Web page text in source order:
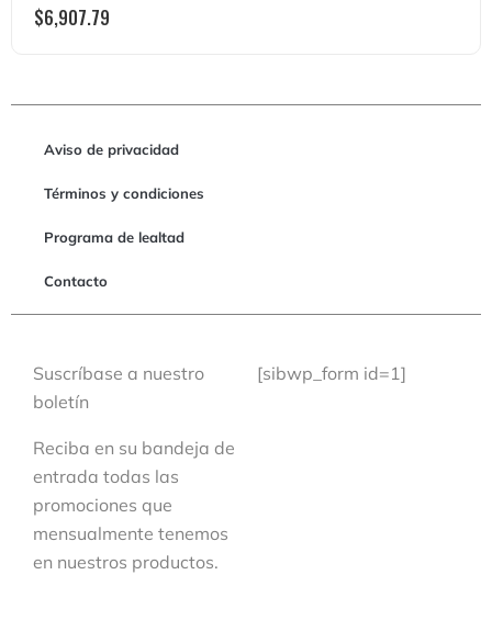
$6,907.79
Aviso de privacidad
Términos y condiciones
Programa de lealtad
Contacto
Suscríbase a nuestro
boletín
Reciba en su bandeja de
entrada todas las
promociones que
mensualmente tenemos
en nuestros productos.
[sibwp_form id=1]